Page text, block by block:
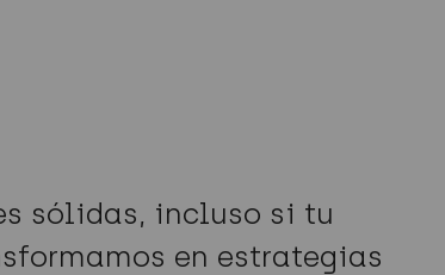
sólidas, incluso si tu
en estrategias